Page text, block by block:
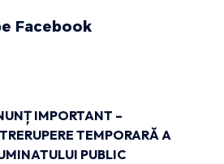
Facebook
IMPORTANT –
TEMPORARĂ A
PUBLIC